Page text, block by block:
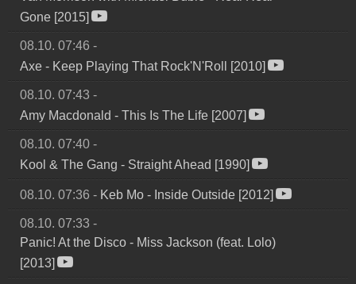
Gone [2015]
08.10. 07:46 -
Axe - Keep Playing That Rock'N'Roll [2010]
08.10. 07:43 -
Amy Macdonald - This Is The Life [2007]
08.10. 07:40 -
Kool & The Gang - Straight Ahead [1990]
08.10. 07:36 - Keb Mo - Inside Outside [2012]
08.10. 07:33 -
Panic! At the Disco - Miss Jackson (feat. Lolo)
[2013]